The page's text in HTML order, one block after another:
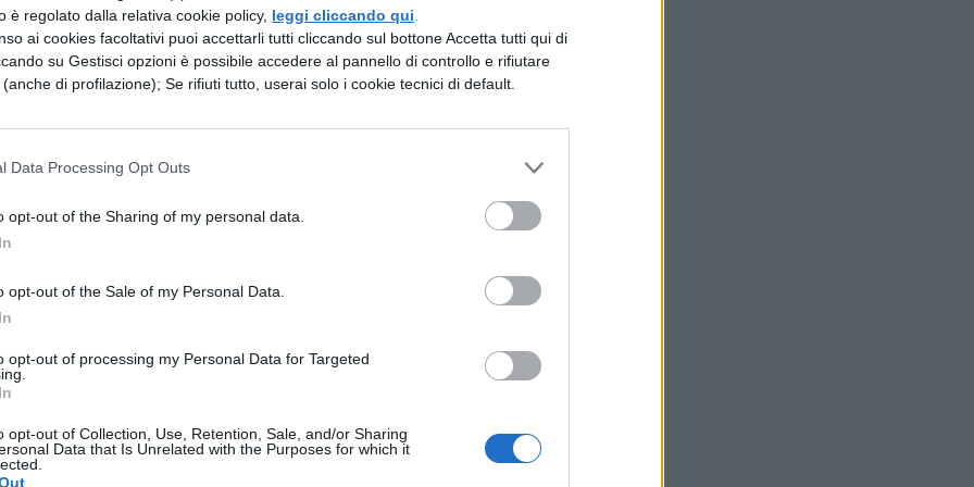
è regolato dalla relativa cookie policy, leggi cliccando qui
ai cookies facoltativi puoi accettarli tutti cliccando sul bottone Accetta tutti qui di
su Gestisci opzioni è possibile accedere al pannello di controllo e rifiutare
di profilazione); Se rifiuti tutto, userai solo i cookie tecnici di default.
Data Processing Opt Outs
opt-out of the Sharing of my personal data.
opt-out of the Sale of my Personal Data.
opt-out of processing my Personal Data for Targeted
opt-out of Collection, Use, Retention, Sale, and/or Sharing
Data that Is Unrelated with the Purposes for which it
sesso protetto, parlando dei pericoli sul web
ossia all’invio di materiale intimo in Rete. In
questa tematica, ma era affiancato da ben
i ragazzi, per questo motivo era tutto
non è andata giù. E così se la sono presa
Faveri che avrebbe permesso l’incontro a loro
docenti per discutere della questione e
gli studenti: “
agli ospiti che verranno invitati alle
al mondo che venga istituita una pratica del
punto, vietare le autogestioni“.